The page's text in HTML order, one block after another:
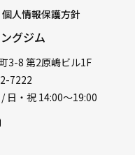
グジム
3-8 第2原嶋ビル1F
7222
日・祝 14:00〜19:00
個人情報保護方針